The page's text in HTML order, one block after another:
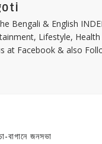
Bengali & English
Lifestyle,
at Facebook & also
বাগানে জনসভা